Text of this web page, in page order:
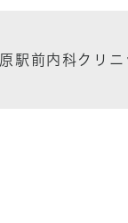
駅前内科クリニ